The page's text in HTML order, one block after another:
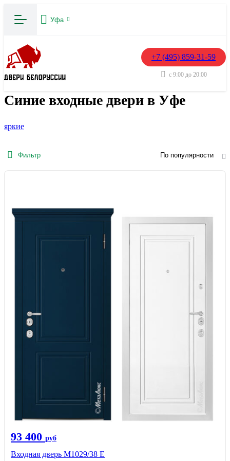
Уфа
+7 (495) 859-31-59
с 9:00 до 20:00
Синие входные двери в Уфе
яркие
Фильтр По популярности
93 400 руб
Входная дверь М1029/38 E